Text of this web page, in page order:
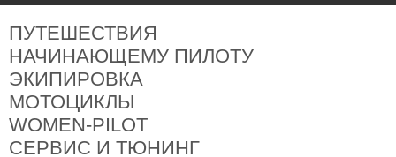
ПУТЕШЕСТВИЯ
НАЧИНАЮЩЕМУ ПИЛОТУ
ЭКИПИРОВКА
МОТОЦИКЛЫ
WOMEN-PILOT
СЕРВИС И ТЮНИНГ